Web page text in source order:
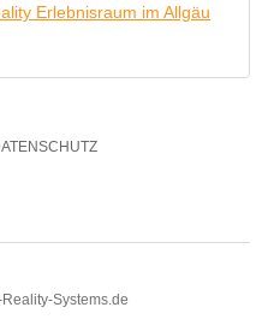
Erlebnisraum im Allgäu
Systems.de